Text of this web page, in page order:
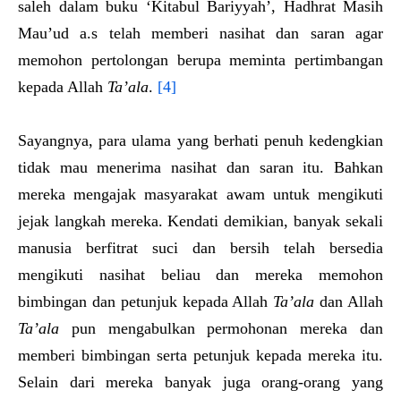
saleh dalam buku ‘Kitabul Bariyyah’, Hadhrat Masih
Mau’ud a.s telah memberi nasihat dan saran agar
memohon pertolongan berupa meminta pertimbangan
kepada Allah Ta’ala. [4]
Sayangnya, para ulama yang berhati penuh kedengkian
tidak mau menerima nasihat dan saran itu. Bahkan
mereka mengajak masyarakat awam untuk mengikuti
jejak langkah mereka. Kendati demikian, banyak sekali
manusia berfitrat suci dan bersih telah bersedia
mengikuti nasihat beliau dan mereka memohon
bimbingan dan petunjuk kepada Allah Ta’aladan Allah
Ta’ala pun mengabulkan permohonan mereka dan
memberi bimbingan serta petunjuk kepada mereka itu.
Selain dari mereka banyak juga orang-orang yang